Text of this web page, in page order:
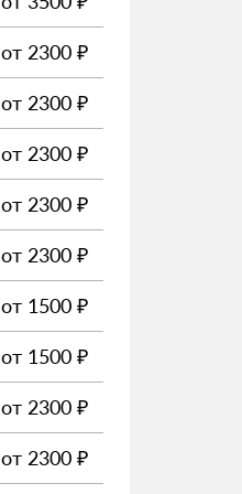
от 2300 ₽
от 2300 ₽
от 2300 ₽
от 2300 ₽
от 2300 ₽
от 1500 ₽
от 1500 ₽
от 2300 ₽
от 2300 ₽